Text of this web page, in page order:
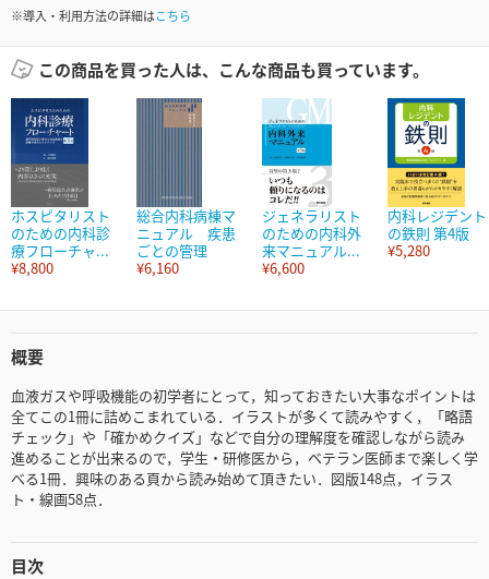
※導入・利用方法の詳細はこちら
この商品を買った人は、こんな商品も買っています。
ホスピタリスト
のための内科診
療フローチャ...
¥8,800
総合内科病棟マ
ニュアル 疾患
ごとの管理
¥6,160
ジェネラリスト
のための内科外
来マニュアル...
¥6,600
内科レジデント
の鉄則 第4版
¥5,280
概要
血液ガスや呼吸機能の初学者にとって，知っておきたい大事なポイントは
全てこの1冊に詰めこまれている．イラストが多くて読みやすく，「略語
チェック」や「確かめクイズ」などで自分の理解度を確認しながら読み
進めることが出来るので，学生・研修医から，ベテラン医師まで楽しく学
べる1冊．興味のある頁から読み始めて頂きたい．図版148点，イラス
ト・線画58点．
目次